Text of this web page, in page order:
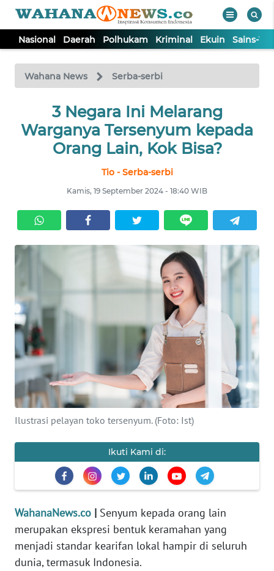
Nasional Daerah Polhukam Kriminal Ekuin Sains-
Wahana News Serba-serbi
3 Negara Ini Melarang
Warganya Tersenyum kepada
Orang Lain, Kok Bisa?
Tio - Serba-serbi
Kamis, 19 September 2024 - 18:40 WIB
Ilustrasi pelayan toko tersenyum. (Foto: Ist)
Ikuti Kami di:
WahanaNews.co | Senyum kepada orang lain
merupakan ekspresi bentuk keramahan yang
menjadi standar kearifan lokal hampir di seluruh
dunia, termasuk Indonesia.
TV
Tutup
NASIONAL
KRIMINAL
EKUIN
SAINS-TEKNO
KESEHATAN
INTERNASIONAL
SERBA-SERBI
PENDIDIKAN
EDITORIAL
Informasi